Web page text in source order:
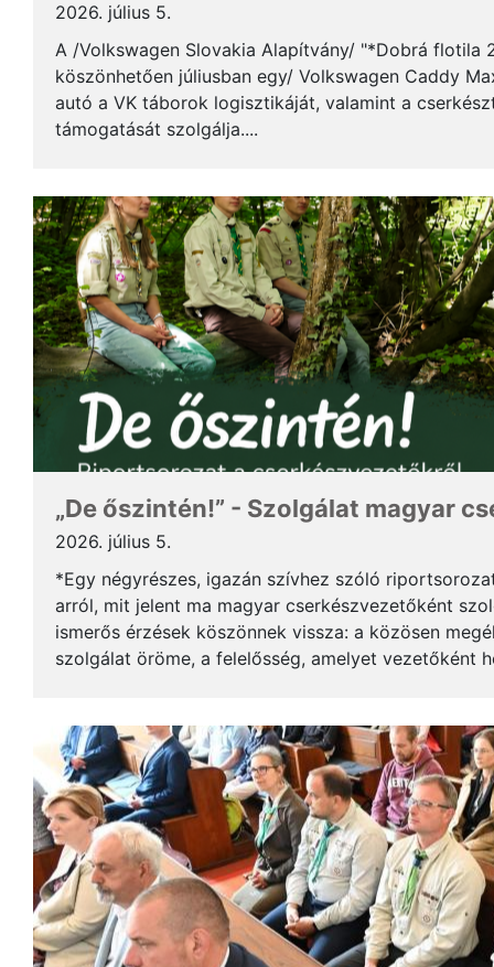
2026. július 5.
A /Volkswagen Slovakia Alapítvány/ "*Dobrá flotila
köszönhetően júliusban egy/ Volkswagen Caddy
autó a VK táborok logisztikáját, valamint a
támogatását szolgálja....
„De őszintén!” - Szolgálat magyar
2026. július 5.
*Egy négyrészes, igazán szívhez szóló
arról, mit jelent ma magyar cserkészvezetőként
ismerős érzések köszönnek vissza: a közösen
szolgálat öröme, a felelősség, amelyet vezetőként